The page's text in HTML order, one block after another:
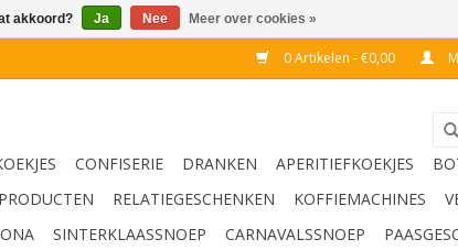
0 Artikelen - €0,00
CONFISERIE DRANKEN APERITIEFKOEKJES
RELATIEGESCHENKEN KOFFIEMACHINES
SINTERKLAASSNOEP CARNAVALSSNOEP
akkoord? Ja Nee Meer over cookies »